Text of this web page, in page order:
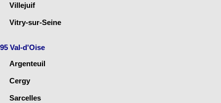
Villejuif
Vitry-sur-Seine
95 Val-d'Oise
Argenteuil
Cergy
Sarcelles